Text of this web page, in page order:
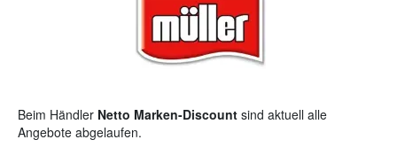
Beim Händler Netto Marken-Discount sind aktuell alle
Angebote abgelaufen.